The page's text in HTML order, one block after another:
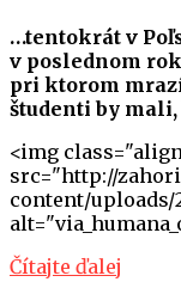
…tentokrát v
v poslednom
pri ktorom
študenti by mali,
<img
src="http://
content/uploads/
Čítajte ďalej